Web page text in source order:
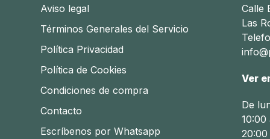
del bebé.
y seguro para almacenar y transportar la comida del
del bebé
considerar varios factores, incluyendo el material, la
estos criterios, asegurando que encuentres el termo
Aviso legal
Términos Generales del Servicio
Política Privacidad
Política de Cookies
Condiciones de compra
Contacto
Escríbenos por Whatsapp
Calle
Las
Ver
De
10:00
20:00